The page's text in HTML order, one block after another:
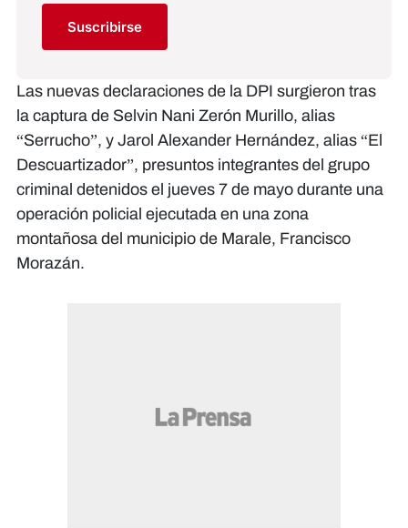
Suscribirse
Las nuevas declaraciones de la DPI surgieron tras
la captura de Selvin Nani Zerón Murillo, alias
“Serrucho”, y Jarol Alexander Hernández, alias “El
Descuartizador”, presuntos integrantes del grupo
criminal detenidos el jueves 7 de mayo durante una
operación policial ejecutada en una zona
montañosa del municipio de Marale, Francisco
Morazán.